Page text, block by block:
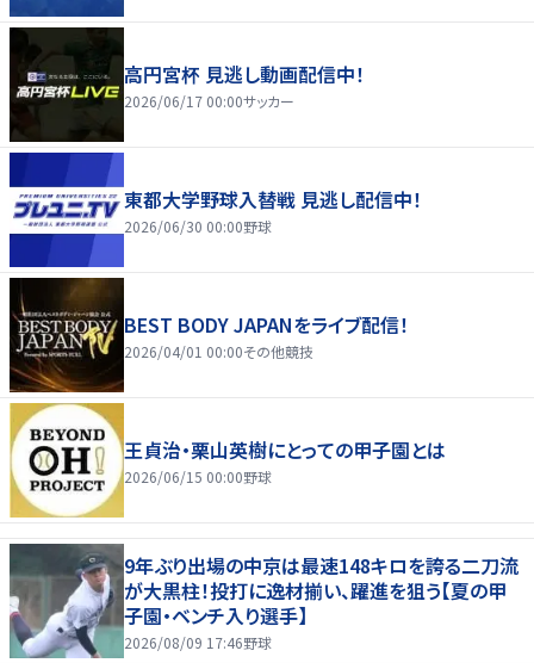
高円宮杯 見逃し動画配信中！
2026/06/17 00:00サッカー
東都大学野球入替戦 見逃し配信中！
2026/06/30 00:00野球
BEST BODY JAPANをライブ配信！
2026/04/01 00:00その他競技
王貞治・栗山英樹にとっての甲子園とは
2026/06/15 00:00野球
9年ぶり出場の中京は最速148キロを誇る二刀流
が大黒柱！投打に逸材揃い、躍進を狙う【夏の甲
子園・ベンチ入り選手】
2026/08/09 17:46野球